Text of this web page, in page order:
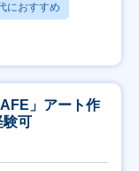
におすすめ
」アート作
験可